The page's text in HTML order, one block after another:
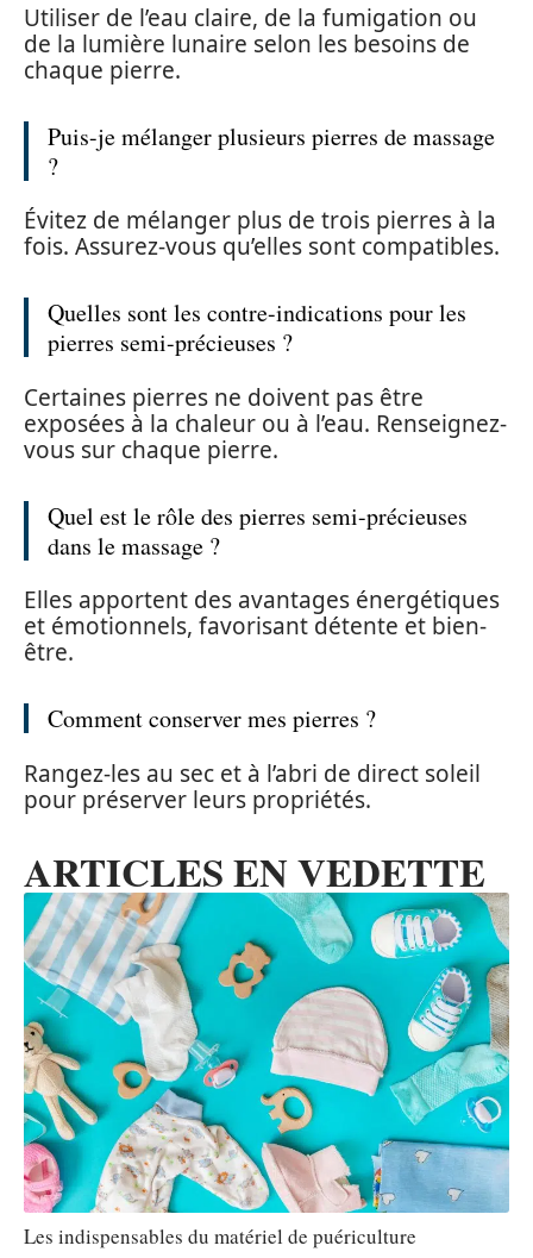
Utiliser de l’eau claire, de la fumigation ou
de la lumière lunaire selon les besoins de
chaque pierre.
Puis-je mélanger plusieurs pierres de massage
?
Évitez de mélanger plus de trois pierres à la
fois. Assurez-vous qu’elles sont compatibles.
Quelles sont les contre-indications pour les
pierres semi-précieuses ?
Certaines pierres ne doivent pas être
exposées à la chaleur ou à l’eau. Renseignez-
vous sur chaque pierre.
Quel est le rôle des pierres semi-précieuses
dans le massage ?
Elles apportent des avantages énergétiques
et émotionnels, favorisant détente et bien-
être.
Comment conserver mes pierres ?
Rangez-les au sec et à l’abri de direct soleil
pour préserver leurs propriétés.
ARTICLES EN VEDETTE
Les indispensables du matériel de puériculture